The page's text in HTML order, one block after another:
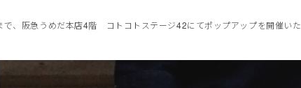
、阪急うめだ本店4階 コトコトステージ42にてポップアップを開催いた